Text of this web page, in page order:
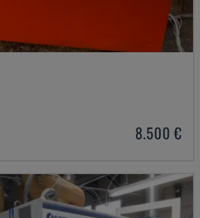
8.500 €